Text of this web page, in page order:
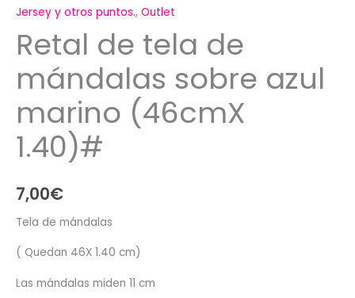
Jersey y otros puntos., Outlet
Retal de tela de
mándalas sobre azul
marino (46cmX
1.40)#
7,00€
Tela de mándalas
( Quedan 46X 1.40 cm)
Las mándalas miden 11 cm